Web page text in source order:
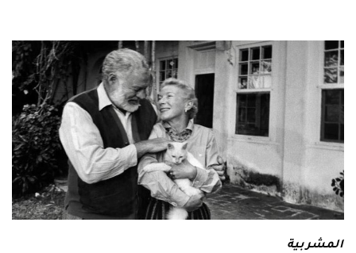
المشربية